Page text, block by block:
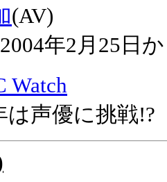
(AV)
年2月25日
Watch
は声優に挑戦!?